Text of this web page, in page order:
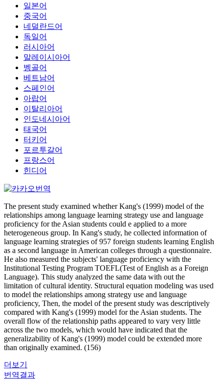
일본어
중국어
네덜란드어
독일어
러시아어
말레이시아어
벵골어
베트남어
스페인어
아랍어
이탈리아어
인도네시아어
태국어
터키어
포르투갈어
프랑스어
힌디어
The present study examined whether Kang's (1999) model of the
relationships among language learning strategy use and language
proficiency for the Asian students could e applied to a more
heterogeneous group. In Kang's study, he collected information of
language learning strategies of 957 foreign students learning English
as a second language in American colleges through a questionnaire.
He also measured the subjects' language proficiency with the
Institutional Testing Program TOEFL(Test of English as a Foreign
Language). This study analyzed the same data with out the
limitation of cultural identity. Structural equation modeling was used
to model the relationships among strategy use and language
proficiency, Then, the model of the present study was descriptively
compared with Kang's (1999) model for the Asian students. The
overall flow of the relationship paths appeared to vary very little
across the two models, which would have indicated that the
generalizability of Kang's (1999) model could be extended more
than originally examined. (156)
더보기
번역결과